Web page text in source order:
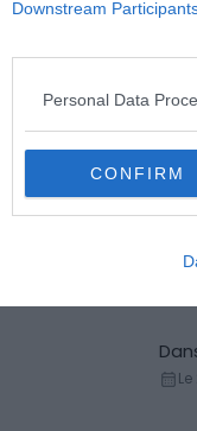
Downstream
Personal Data
CONFIRM
Les
Les